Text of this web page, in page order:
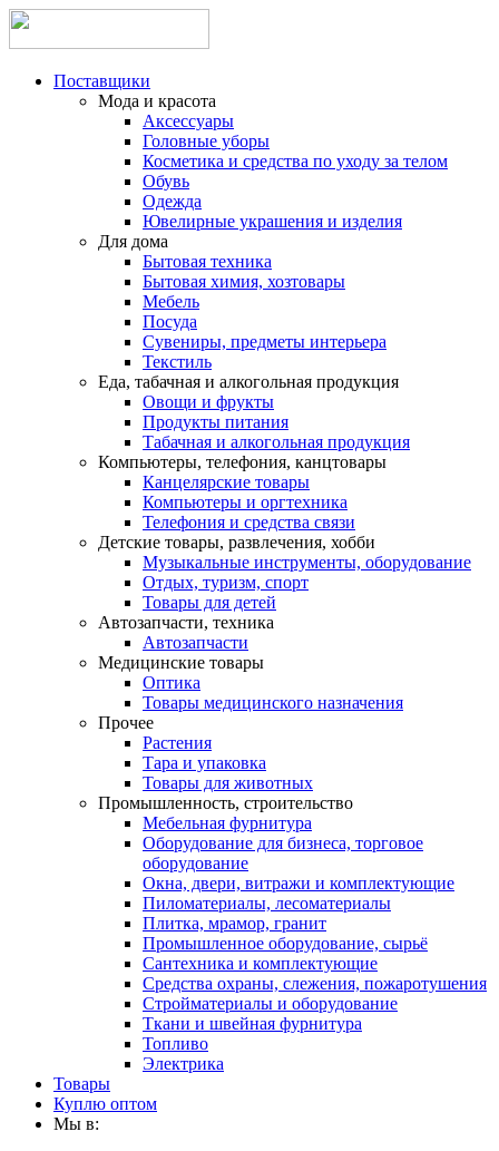
Поставщики
Мода и красота
Аксессуары
Головные уборы
Косметика и средства по уходу за телом
Обувь
Одежда
Ювелирные украшения и изделия
Для дома
Бытовая техника
Бытовая химия, хозтовары
Мебель
Посуда
Сувениры, предметы интерьера
Текстиль
Еда, табачная и алкогольная продукция
Овощи и фрукты
Продукты питания
Табачная и алкогольная продукция
Компьютеры, телефония, канцтовары
Канцелярские товары
Компьютеры и оргтехника
Телефония и средства связи
Детские товары, развлечения, хобби
Музыкальные инструменты, оборудование
Отдых, туризм, спорт
Товары для детей
Автозапчасти, техника
Автозапчасти
Медицинские товары
Оптика
Товары медицинского назначения
Прочее
Растения
Тара и упаковка
Товары для животных
Промышленность, строительство
Мебельная фурнитура
Оборудование для бизнеса, торговое
оборудование
Окна, двери, витражи и комплектующие
Пиломатериалы, лесоматериалы
Плитка, мрамор, гранит
Промышленное оборудование, сырьё
Сантехника и комплектующие
Средства охраны, слежения, пожаротушения
Стройматериалы и оборудование
Ткани и швейная фурнитура
Топливо
Электрика
Товары
Куплю оптом
Мы в: